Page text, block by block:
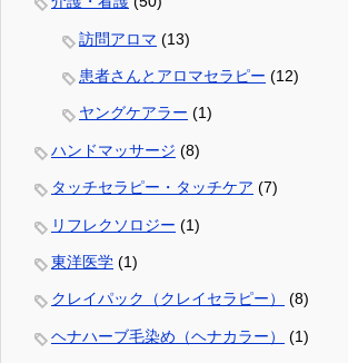
訪問アロマ (13)
患者さんとアロマセラピー (12)
ヤングケアラー (1)
ハンドマッサージ (8)
タッチセラピー・タッチケア (7)
リフレクソロジー (1)
東洋医学 (1)
クレイパック（クレイセラピー） (8)
ヘナハーブ毛染め（ヘナカラー） (1)